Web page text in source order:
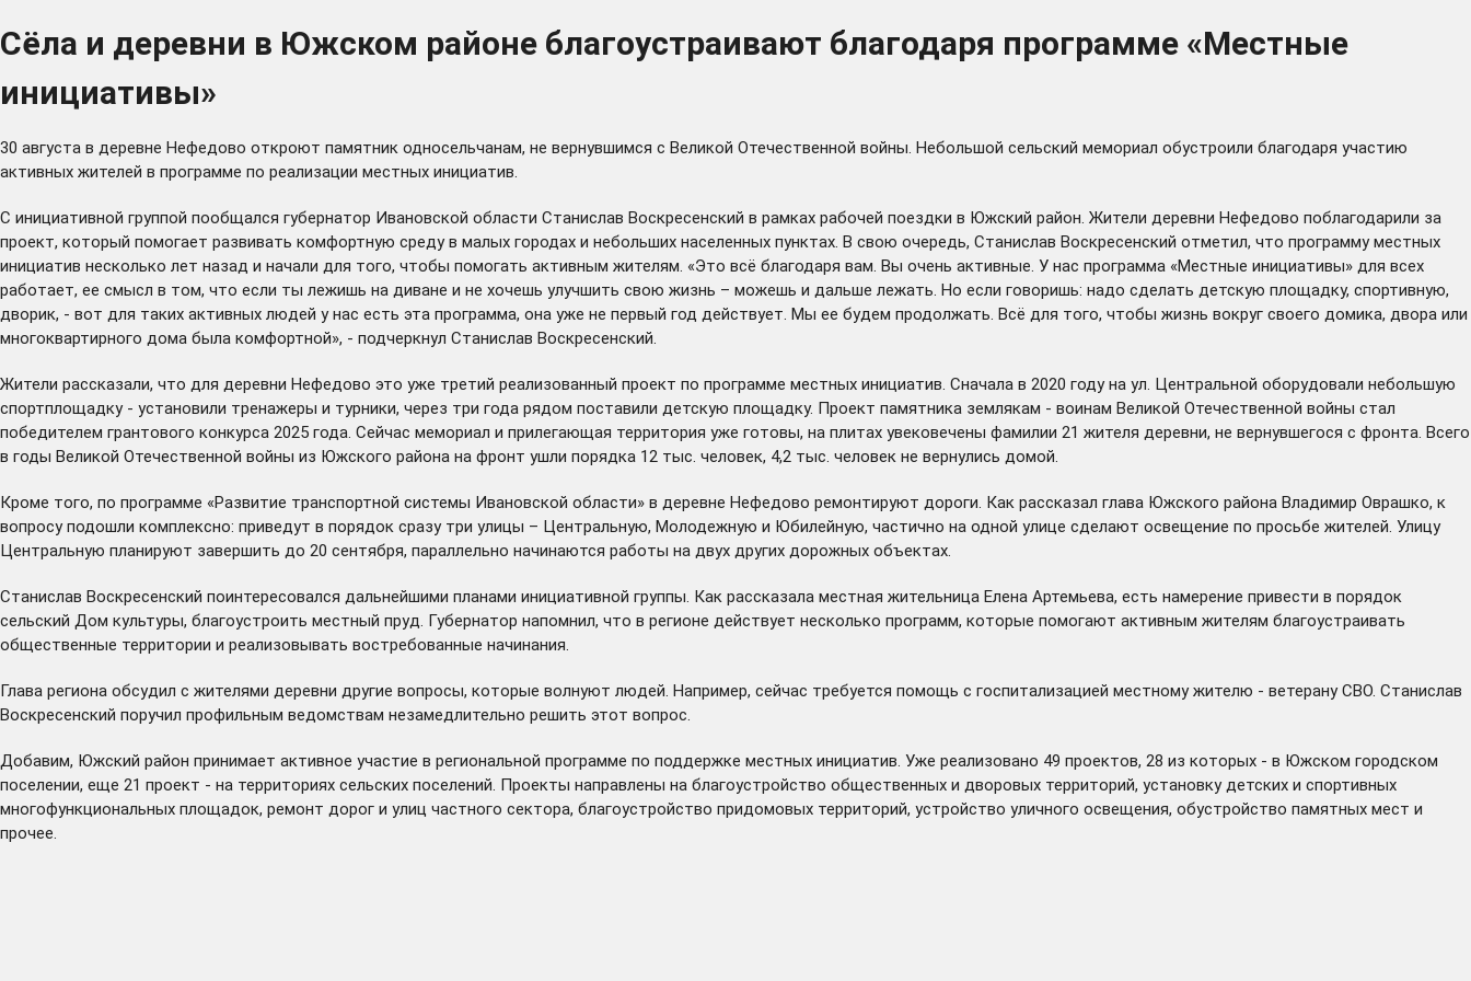
Сёла и деревни в Южском районе благоустраивают благодаря программе «Местные
инициативы»
30 августа в деревне Нефедово откроют памятник односельчанам, не вернувшимся с Великой Отечественной войны. Небольшой сельский мемориал обустроили благодаря участию
активных жителей в программе по реализации местных инициатив.
С инициативной группой пообщался губернатор Ивановской области Станислав Воскресенский в рамках рабочей поездки в Южский район. Жители деревни Нефедово поблагодарили за
проект, который помогает развивать комфортную среду в малых городах и небольших населенных пунктах. В свою очередь, Станислав Воскресенский отметил, что программу местных
инициатив несколько лет назад и начали для того, чтобы помогать активным жителям. «Это всё благодаря вам. Вы очень активные. У нас программа «Местные инициативы» для всех
работает, ее смысл в том, что если ты лежишь на диване и не хочешь улучшить свою жизнь – можешь и дальше лежать. Но если говоришь: надо сделать детскую площадку, спортивную,
дворик, - вот для таких активных людей у нас есть эта программа, она уже не первый год действует. Мы ее будем продолжать. Всё для того, чтобы жизнь вокруг своего домика, двора или
многоквартирного дома была комфортной», - подчеркнул Станислав Воскресенский.
Жители рассказали, что для деревни Нефедово это уже третий реализованный проект по программе местных инициатив. Сначала в 2020 году на ул. Центральной оборудовали небольшую
спортплощадку - установили тренажеры и турники, через три года рядом поставили детскую площадку. Проект памятника землякам - воинам Великой Отечественной войны стал
победителем грантового конкурса 2025 года. Сейчас мемориал и прилегающая территория уже готовы, на плитах увековечены фамилии 21 жителя деревни, не вернувшегося с фронта. Всего
в годы Великой Отечественной войны из Южского района на фронт ушли порядка 12 тыс. человек, 4,2 тыс. человек не вернулись домой.
Кроме того, по программе «Развитие транспортной системы Ивановской области» в деревне Нефедово ремонтируют дороги. Как рассказал глава Южского района Владимир Оврашко, к
вопросу подошли комплексно: приведут в порядок сразу три улицы – Центральную, Молодежную и Юбилейную, частично на одной улице сделают освещение по просьбе жителей. Улицу
Центральную планируют завершить до 20 сентября, параллельно начинаются работы на двух других дорожных объектах.
Станислав Воскресенский поинтересовался дальнейшими планами инициативной группы. Как рассказала местная жительница Елена Артемьева, есть намерение привести в порядок
сельский Дом культуры, благоустроить местный пруд. Губернатор напомнил, что в регионе действует несколько программ, которые помогают активным жителям благоустраивать
общественные территории и реализовывать востребованные начинания.
Глава региона обсудил с жителями деревни другие вопросы, которые волнуют людей. Например, сейчас требуется помощь с госпитализацией местному жителю - ветерану СВО. Станислав
Воскресенский поручил профильным ведомствам незамедлительно решить этот вопрос.
Добавим, Южский район принимает активное участие в региональной программе по поддержке местных инициатив. Уже реализовано 49 проектов, 28 из которых - в Южском городском
поселении, еще 21 проект - на территориях сельских поселений. Проекты направлены на благоустройство общественных и дворовых территорий, установку детских и спортивных
многофункциональных площадок, ремонт дорог и улиц частного сектора, благоустройство придомовых территорий, устройство уличного освещения, обустройство памятных мест и
прочее.